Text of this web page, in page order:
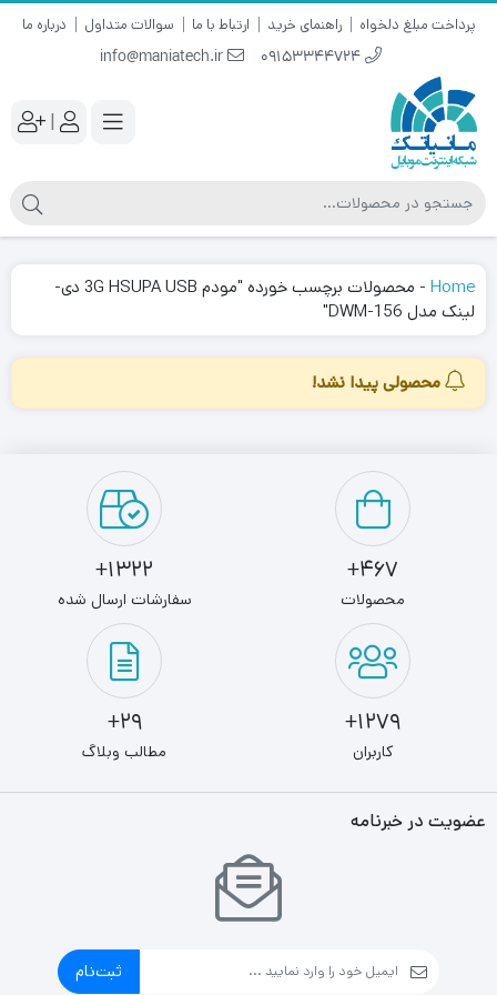
پرداخت مبلغ دلخواه راهنمای خرید ارتباط با ما سوالات متداول درباره ما
09153344724
info@maniatech.ir
|
Home
-
محصولات برچسب خورده "مودم 3G HSUPA USB دی-
لینک مدل DWM-156"
محصولی پیدا نشد!
467+
محصولات
1322+
سفارشات ارسال شده
1279+
کاربران
29+
مطالب وبلاگ
عضویت در خبرنامه
ثبت‌نام